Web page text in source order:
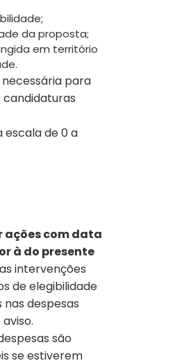
da proposta;
em território
para
escala de 0 a
ações com data
à do presente
intervenções
de elegibilidade
despesas
são
se estiverem